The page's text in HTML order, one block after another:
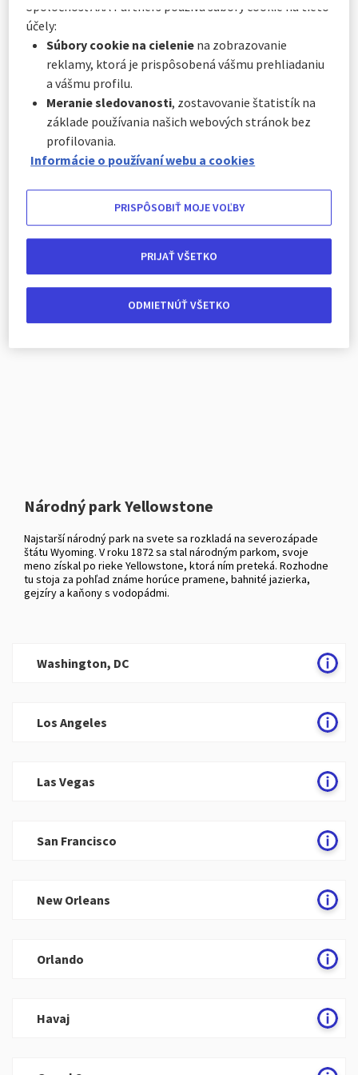
štátov. Leží pri ústí rieky Hudson do Atlantického oceánu a skladá
sa z piatich častí: Brooklyn, Manhattan, Queens, Bronx a
Richmond. Najnavštevovanejšou časťou je Manhattan, kde
nájdete aj symbol celých Spojených štátov – Sochu slobody,
týčiacu sa na Liberty Island.
Niagarské vodopády
Niagare spájajúcej Erijské jazero s jazerom Ontario. Tvoria
prírodnú hranicu medzi Kanadou a USA.
Národný park Yellowstone
Najstarší národný park na svete sa rozkladá na severozápade
štátu Wyoming. V roku 1872 sa stal národným parkom, svoje
meno získal po rieke Yellowstone, ktorá ním preteká. Rozhodne
tu stoja za pohľad známe horúce pramene, bahnité jazierka,
gejzíry a kaňony s vodopádmi.
Washington, DC
Los Angeles
Las Vegas
San Francisco
New Orleans
Orlando
Havaj
Spoločnosť AXA Partners používa súbory cookie na tieto
účely:
Súbory cookie na cielenie na zobrazovanie
reklamy, ktorá je prispôsobená vášmu prehliadaniu
a vášmu profilu.
Meranie sledovanosti, zostavovanie štatistík na
základe používania našich webových stránok bez
profilovania.
Informácie o používaní webu a cookies
PRISPÔSOBIŤ MOJE VOĽBY
ODMIETNÚŤ VŠETKO
PRIJAŤ VŠETKO